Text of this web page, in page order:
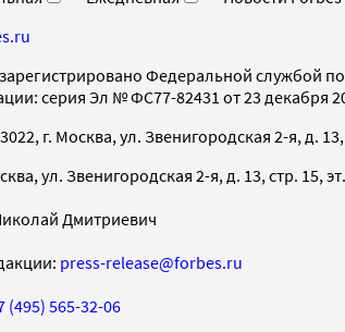
Федеральной службой
серия Эл № ФС77-82431 от 23 декабря
г. Москва, ул. Звенигородская 2-я, д. 13,
ул. Звенигородская 2-я, д. 13, стр. 15,
Дмитриевич
press-release@forbes.ru
(495) 565-32-06